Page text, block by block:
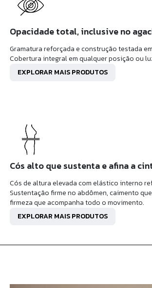
Opacidade total, inclusive no
Gramatura reforçada e construção testada
Cobertura integral em qualquer posição ou
EXPLORAR MAIS PRODUTOS
Cós alto que sustenta e afina a
Cós de altura elevada com elástico interno
Sustentação firme no abdômen, caimento
firmeza que acompanha todo o movimento.
EXPLORAR MAIS PRODUTOS